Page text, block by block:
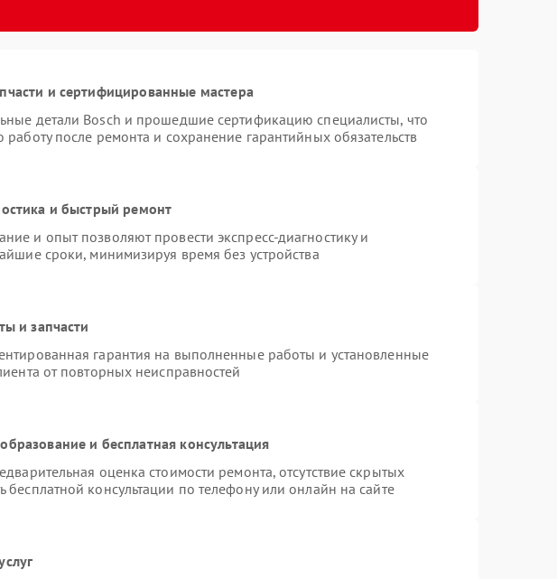
и сертифицированные мастера
детали Bosch и прошедшие сертификацию специалисты, что
работу после ремонта и сохранение гарантийных обязательств
и быстрый ремонт
и опыт позволяют провести экспресс-диагностику и
сроки, минимизируя время без устройства
и запчасти
гарантия на выполненные работы и установленные
от повторных неисправностей
и бесплатная консультация
оценка стоимости ремонта, отсутствие скрытых
бесплатной консультации по телефону или онлайн на сайте